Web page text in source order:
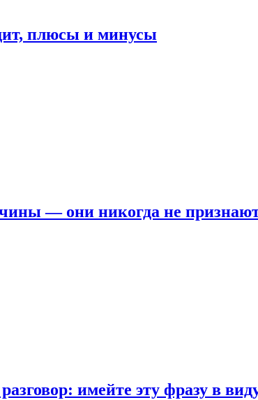
плюсы и минусы
— они никогда не
имейте эту фразу в